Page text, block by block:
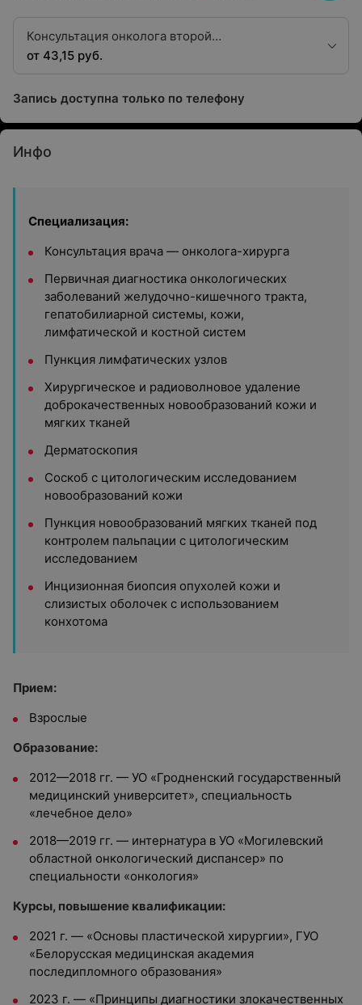
Консультация онколога второй
квалификационной категории
от 43,15 руб.
Запись доступна только по телефону
Инфо
Специализация:
Консультация врача — онколога-хирурга
Первичная диагностика онкологических
заболеваний желудочно-кишечного тракта,
гепатобилиарной системы, кожи,
лимфатической и костной систем
Пункция лимфатических узлов
Хирургическое и радиоволновое удаление
доброкачественных новообразований кожи и
мягких тканей
Дерматоскопия
Соскоб с цитологическим исследованием
новообразований кожи
Пункция новообразований мягких тканей под
контролем пальпации с цитологическим
исследованием
Инцизионная биопсия опухолей кожи и
слизистых оболочек с использованием
конхотома
Прием:
Взрослые
Образование:
2012—2018 гг. — УО «Гродненский государственный
медицинский университет», специальность
«лечебное дело»
2018—2019 гг. — интернатура в УО «Могилевский
областной онкологический диспансер» по
специальности «онкология»
Курсы, повышение квалификации:
2021 г. — «Основы пластической хирургии», ГУО
«Белорусская медицинская академия
последипломного образования»
2023 г. — «Принципы диагностики злокачественных